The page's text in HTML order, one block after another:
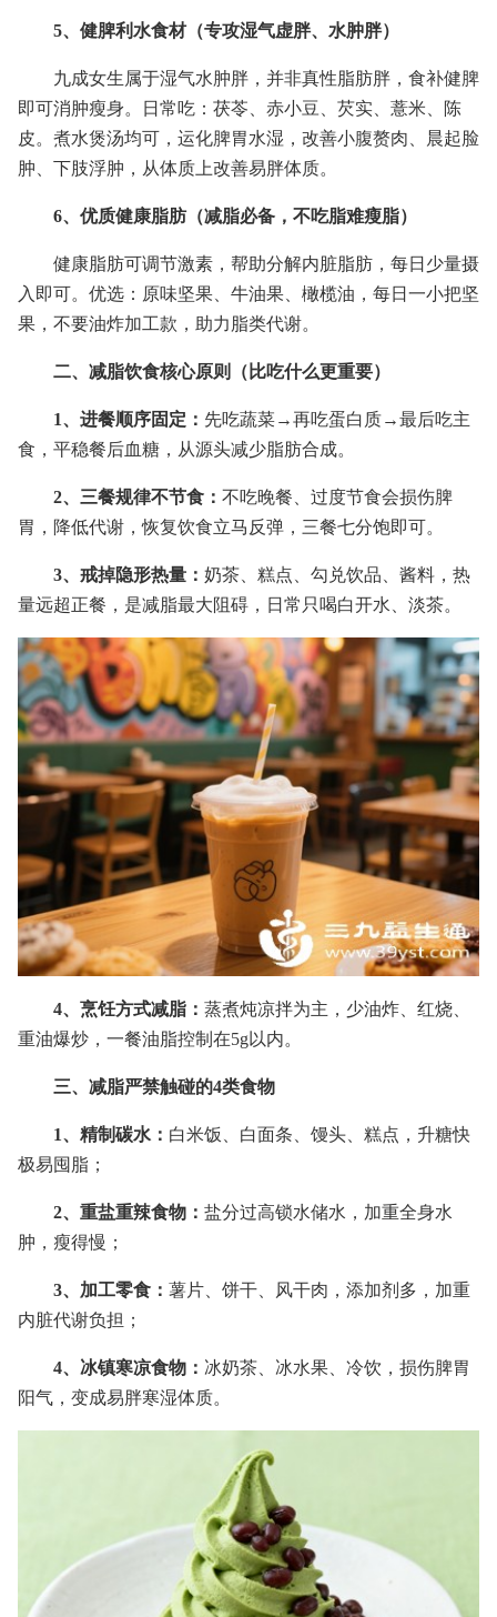
5、健脾利水食材（专攻湿气虚胖、水肿胖）
九成女生属于湿气水肿胖，并非真性脂肪胖，食补健脾
即可消肿瘦身。日常吃：茯苓、赤小豆、芡实、薏米、陈
皮。煮水煲汤均可，运化脾胃水湿，改善小腹赘肉、晨起脸
肿、下肢浮肿，从体质上改善易胖体质。
6、优质健康脂肪（减脂必备，不吃脂难瘦脂）
健康脂肪可调节激素，帮助分解内脏脂肪，每日少量摄
入即可。优选：原味坚果、牛油果、橄榄油，每日一小把坚
果，不要油炸加工款，助力脂类代谢。
二、减脂饮食核心原则（比吃什么更重要）
1、进餐顺序固定： 先吃蔬菜→再吃蛋白质→最后吃主
食，平稳餐后血糖，从源头减少脂肪合成。
2、三餐规律不节食： 不吃晚餐、过度节食会损伤脾
胃，降低代谢，恢复饮食立马反弹，三餐七分饱即可。
3、戒掉隐形热量： 奶茶、糕点、勾兑饮品、酱料，热
量远超正餐，是减脂最大阻碍，日常只喝白开水、淡茶。
4、烹饪方式减脂： 蒸煮炖凉拌为主，少油炸、红烧、
重油爆炒，一餐油脂控制在5g以内。
三、减脂严禁触碰的4类食物
1、精制碳水： 白米饭、白面条、馒头、糕点，升糖快
极易囤脂；
2、重盐重辣食物： 盐分过高锁水储水，加重全身水
肿，瘦得慢；
3、加工零食： 薯片、饼干、风干肉，添加剂多，加重
内脏代谢负担；
4、冰镇寒凉食物： 冰奶茶、冰水果、冷饮，损伤脾胃
阳气，变成易胖寒湿体质。